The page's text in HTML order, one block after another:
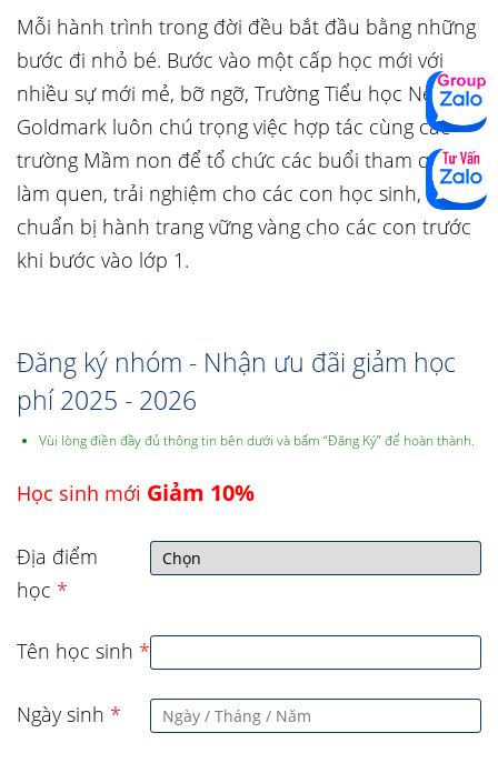
Mỗi hành trình trong đời đều bắt đầu bằng những
bước đi nhỏ bé. Bước vào một cấp học mới với
nhiều sự mới mẻ, bỡ ngỡ, Trường Tiểu học Newton
Goldmark luôn chú trọng việc hợp tác cùng các
trường Mầm non để tổ chức các buổi tham quan,
làm quen, trải nghiệm cho các con học sinh,
chuẩn bị hành trang vững vàng cho các con trước
khi bước vào lớp 1.
Đăng ký nhóm - Nhận ưu đãi giảm học
phí 2025 - 2026
Vùi lòng điền đầy đủ thông tin bên dưới và bấm “Đăng Ký” để hoàn thành.
Học sinh mới Giảm 10%
Địa điểm
học *
Tên học sinh *
Ngày sinh *